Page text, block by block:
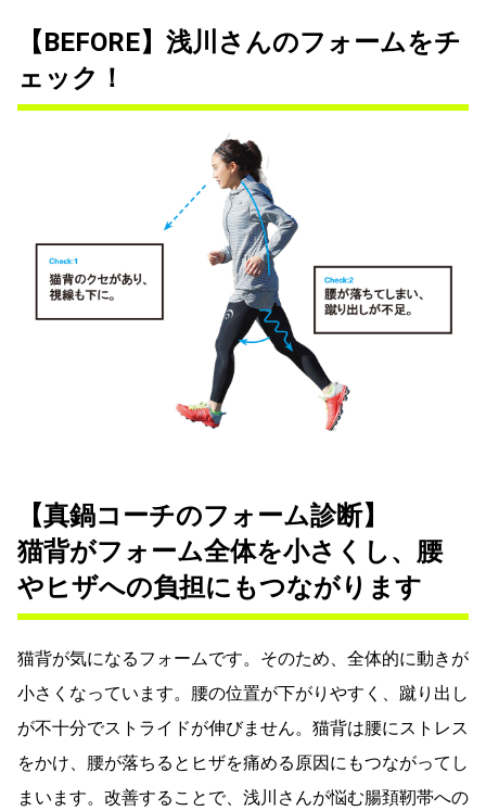
【BEFORE】浅川さんのフォームをチ
ェック！
【真鍋コーチのフォーム診断】
猫背がフォーム全体を小さくし、腰
やヒザへの負担にもつながります
猫背が気になるフォームです。そのため、全体的に動きが
小さくなっています。腰の位置が下がりやすく、蹴り出し
が不十分でストライドが伸びません。猫背は腰にストレス
をかけ、腰が落ちるとヒザを痛める原因にもつながってし
まいます。改善することで、浅川さんが悩む腸頚靭帯への